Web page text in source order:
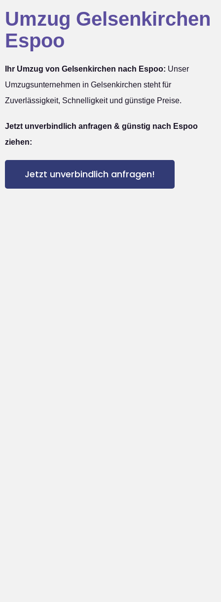
Umzug Gelsenkirchen
Espoo
Ihr Umzug von Gelsenkirchen nach Espoo: Unser
Umzugsunternehmen in Gelsenkirchen steht für
Zuverlässigkeit, Schnelligkeit und günstige Preise.
Jetzt unverbindlich anfragen & günstig nach Espoo
ziehen:
Jetzt unverbindlich anfragen!